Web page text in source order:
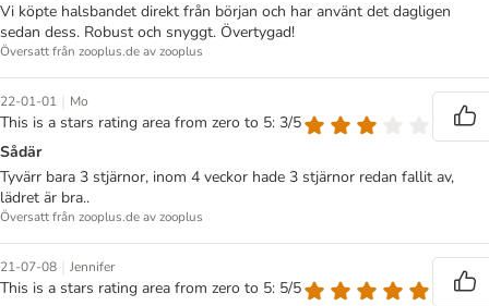
Vi köpte halsbandet direkt från början och har använt det dagligen
sedan dess. Robust och snyggt. Övertygad!
Översatt från zooplus.de av zooplus
22-01-01 | Mo
This is a stars rating area from zero to 5: 3/5
Sådär
Tyvärr bara 3 stjärnor, inom 4 veckor hade 3 stjärnor redan fallit av,
lädret är bra..
Översatt från zooplus.de av zooplus
21-07-08 | Jennifer
This is a stars rating area from zero to 5: 5/5